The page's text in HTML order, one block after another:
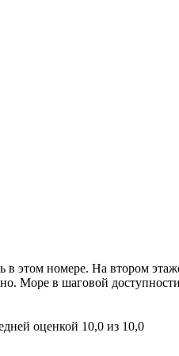
в этом номере. На втором
Море в шаговой
оценкой 10,0 из 10,0